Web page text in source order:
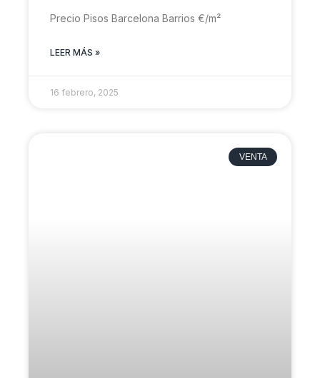
Precio Pisos Barcelona Barrios €/m²
LEER MÁS »
16 febrero, 2025
VENTA